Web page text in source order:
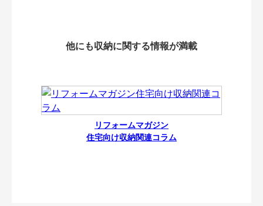
他にも収納に関する情報が満載
リフォームマガジン
住宅向け収納関連コラム